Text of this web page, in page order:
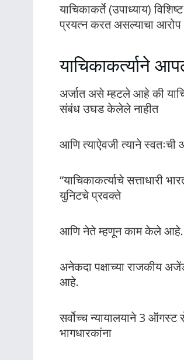
याचिकाकर्ते (उपाध्याय)
प्रयत्न करत असल्याचा
याचिकाकर्त्याने
अर्जात असे म्हटले आहे की
संबंध उघड केलेले नाहीत
आणि त्याऐवजी त्याने
“याचिकाकर्त्याचे सत्ताधारी
युनिटचे प्रवक्ते
आणि नेते म्हणून काम केले आहे.
अनेकदा पक्षाच्या राजकीय
आहे.
सर्वोच्च न्यायालयाने 3
भागधारकांना